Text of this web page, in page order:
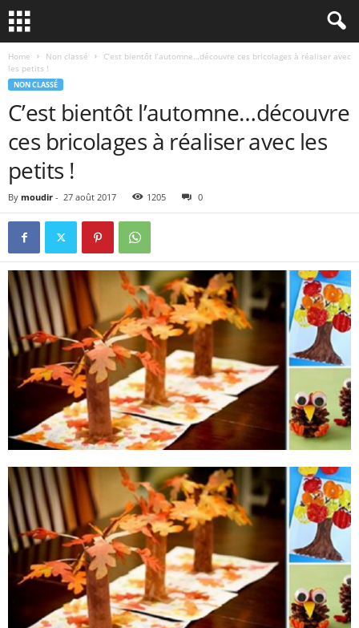
Home Non classé
C’est bientôt l’automne…découvre ces bricolages à réaliser avec
les petits !
NON CLASSÉ
C’est bientôt l’automne…découvre
ces bricolages à réaliser avec les
petits !
By moudir - 27 août 2017 1205 0